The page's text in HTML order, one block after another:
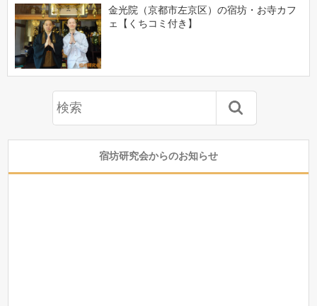
金光院（京都市左京区）の宿坊・お寺カフ
ェ【くちコミ付き】
宿坊研究会からのお知らせ